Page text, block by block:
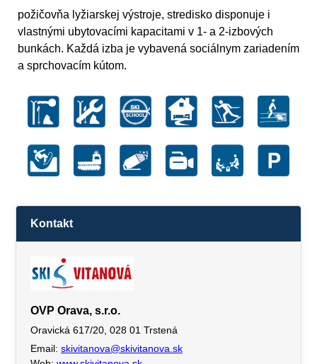
požičovňa lyžiarskej výstroje, stredisko disponuje i
vlastnými ubytovacími kapacitami v 1- a 2-izbových
bunkách. Každá izba je vybavená sociálnym zariadením
a sprchovacím kútom.
Kontakt
OVP Orava, s.r.o.
Oravická 617/20, 028 01 Trstená
Email: skivitanova@skivitanova.sk